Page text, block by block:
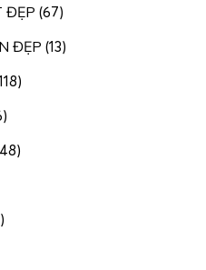
ĐẸP (67)
ĐẸP (13)